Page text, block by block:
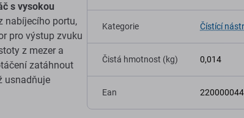
s vysokou
nabíjecího portu,
pro výstup zvuku
z mezer a
zatáhnout
usnadňuje
Kategorie Čístící
Čistá hmotnost (kg) 0,014
Ean